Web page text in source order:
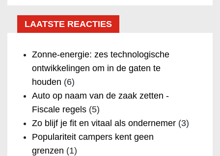
LAATSTE REACTIES
Zonne-energie: zes technologische
ontwikkelingen om in de gaten te
houden (6)
Auto op naam van de zaak zetten -
Fiscale regels (5)
Zo blijf je fit en vitaal als ondernemer (3)
Populariteit campers kent geen
grenzen (1)